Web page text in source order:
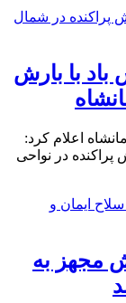
با بارش
اعلام کرد:
در نواحی
مجهز به